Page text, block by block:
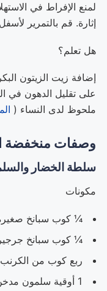
لمنع الإفراط في
إثارة. قم بالتمرير
هل تعلم؟
إضافة زيت الزيتون
على تقليل الدهون
ملحوظ لدى النساء (
وصفات منخفضة
سلطة الخضار
مكونات
¼ كوب سبانخ
¼ كوب سبانخ جرجير
ربع كوب من الكرنب
1 أوقية سلمون مدخن، مقطع إلى شرائح رفيعة